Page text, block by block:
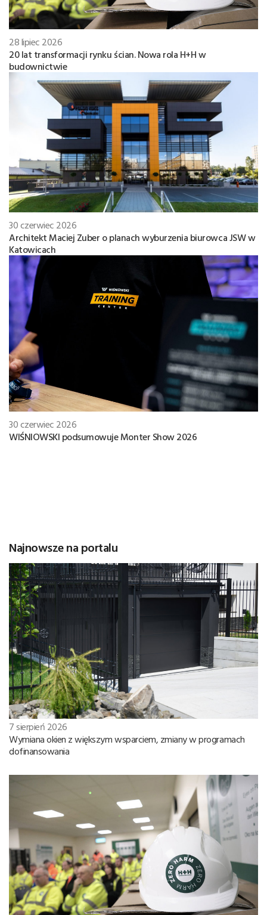
28 lipiec 2026
20 lat transformacji rynku ścian. Nowa rola H+H w
budownictwie
30 czerwiec 2026
Architekt Maciej Zuber o planach wyburzenia biurowca JSW w
Katowicach
30 czerwiec 2026
WIŚNIOWSKI podsumowuje Monter Show 2026
Najnowsze na portalu
7 sierpień 2026
Wymiana okien z większym wsparciem, zmiany w programach
dofinansowania